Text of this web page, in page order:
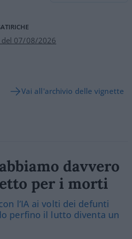
del 07/08/2026
Vai all'archivio delle vignette
davvero
per i morti
l’IA ai volti dei defunti
perfino il lutto diventa un